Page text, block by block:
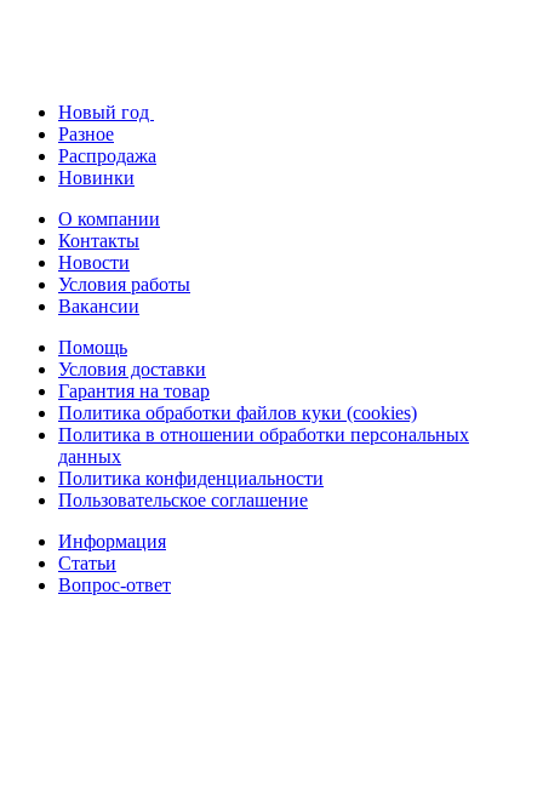
Новый год
Разное
Распродажа
Новинки
О компании
Контакты
Новости
Условия работы
Вакансии
Помощь
Условия доставки
Гарантия на товар
Политика обработки файлов куки (cookies)
Политика в отношении обработки персональных
данных
Политика конфиденциальности
Пользовательское соглашение
Информация
Статьи
Вопрос-ответ